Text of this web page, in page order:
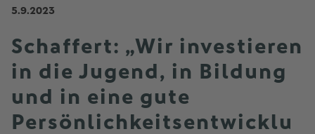
5.9.2023
Schaffert: „Wir investieren
in die Jugend, in Bildung
und in eine gute
Persönlichkeitsentwicklu